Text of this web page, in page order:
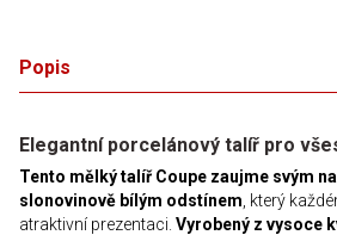
Popis
Elegantní porcelánový talíř pro
Tento mělký talíř Coupe zaujme svým
slonovinově bílým odstínem , který
atraktivní prezentaci. Vyrobený z vysoce